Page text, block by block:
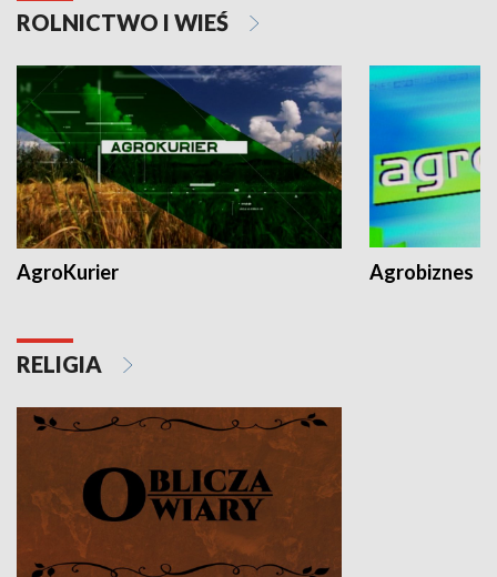
ROLNICTWO I WIEŚ
AgroKurier Agrobiznes
RELIGIA